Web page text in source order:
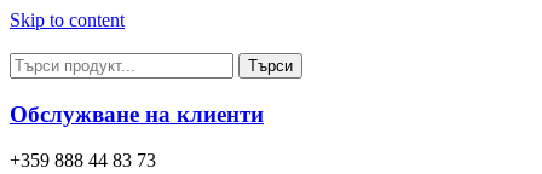
Skip to content
Търси
Обслужване на клиенти
+359 888 44 83 73